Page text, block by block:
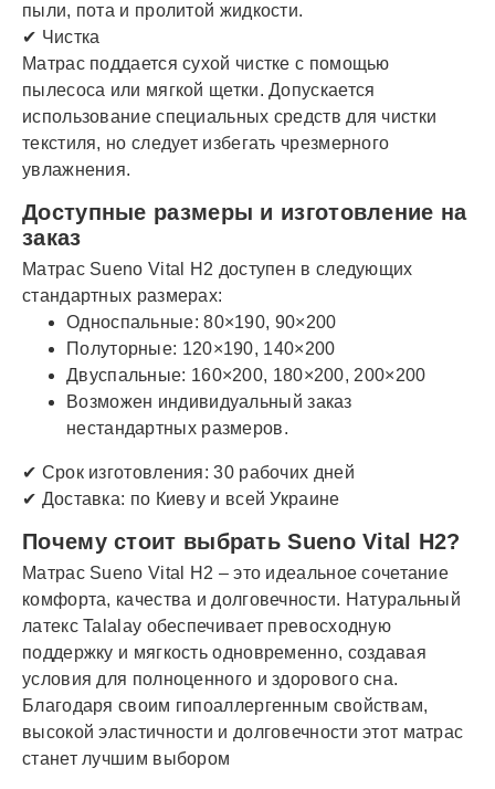
пыли, пота и пролитой жидкости.
✔ Чистка
Матрас поддается сухой чистке с помощью
пылесоса или мягкой щетки. Допускается
использование специальных средств для чистки
текстиля, но следует избегать чрезмерного
увлажнения.
Доступные размеры и изготовление на
заказ
Матрас Sueno Vital H2 доступен в следующих
стандартных размерах:
Односпальные: 80×190, 90×200
Полуторные: 120×190, 140×200
Двуспальные: 160×200, 180×200, 200×200
Возможен индивидуальный заказ
нестандартных размеров.
✔ Срок изготовления: 30 рабочих дней
✔ Доставка: по Киеву и всей Украине
Почему стоит выбрать Sueno Vital H2?
Матрас Sueno Vital H2 – это идеальное сочетание
комфорта, качества и долговечности. Натуральный
латекс Talalay обеспечивает превосходную
поддержку и мягкость одновременно, создавая
условия для полноценного и здорового сна.
Благодаря своим гипоаллергенным свойствам,
высокой эластичности и долговечности этот матрас
станет лучшим выбором